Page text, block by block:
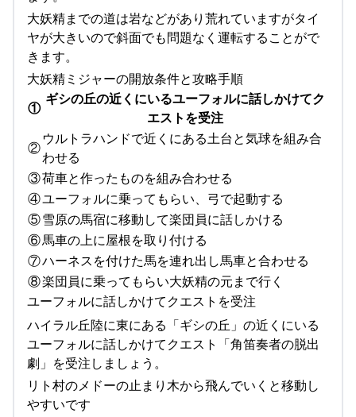
大妖精までの道は岩などがあり荒れていますがタイ
ヤが大きいので斜面でも問題なく運転することがで
きます。
大妖精ミジャーの開放条件と攻略手順
①
ギシの丘の近くにいるユーフォルに話しかけてク
エストを受注
②
ウルトラハンドで近くにある土台と気球を組み合
わせる
③荷車と作ったものを組み合わせる
④ユーフォルに乗ってもらい、弓で起動する
⑤雪原の馬宿に移動して楽団員に話しかける
⑥馬車の上に屋根を取り付ける
⑦ハーネスを付けた馬を連れ出し馬車と合わせる
⑧楽団員に乗ってもらい大妖精の元まで行く
ユーフォルに話しかけてクエストを受注
ハイラル丘陸に東にある「ギシの丘」の近くにいる
ユーフォルに話しかけてクエスト「角笛奏者の脱出
劇」を受注しましょう。
リト村のメドーの止まり木から飛んでいくと移動し
やすいです